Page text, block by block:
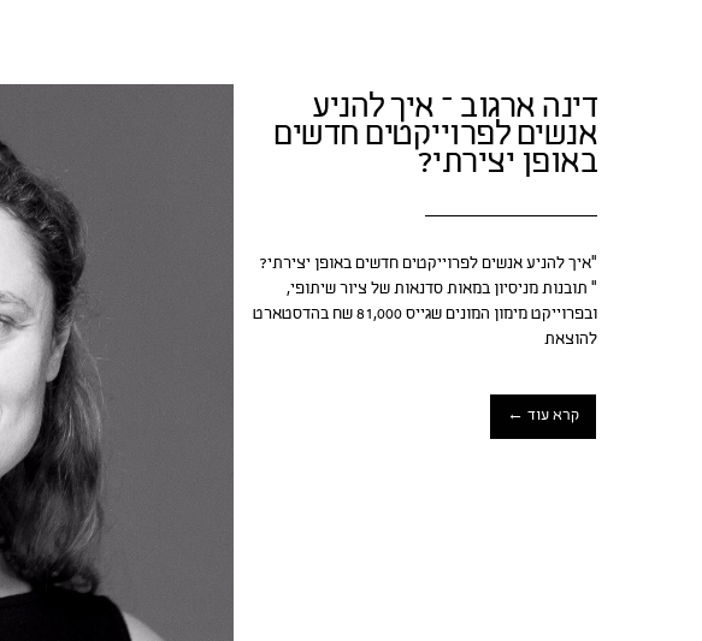
דינה ארגוב – איך להניע
אנשים לפרוייקטים חדשים
באופן יצירתי?
״איך להניע אנשים לפרוייקטים חדשים באופן יצירתי?
״ תובנות מניסיון במאות סדנאות של ציור שיתופי,
ובפרוייקט מימון המונים שגייס 81,000 שח בהדסטארט
להוצאת
קרא עוד ←